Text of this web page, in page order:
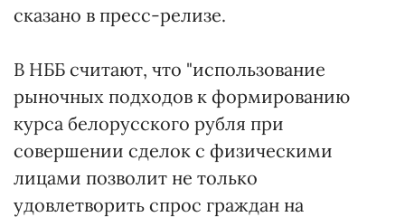
сказано в пресс-релизе.
В НББ считают, что "использование
рыночных подходов к формированию
курса белорусского рубля при
совершении сделок с физическими
лицами позволит не только
удовлетворить спрос граждан на